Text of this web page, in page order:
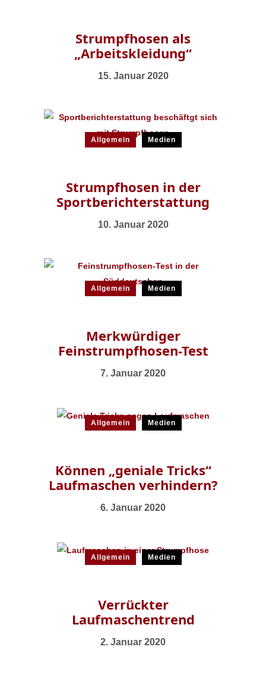
Strumpfhosen als
„Arbeitskleidung“
15. Januar 2020
Allgemein Medien
Strumpfhosen in der
Sportberichterstattung
10. Januar 2020
Allgemein Medien
Merkwürdiger
Feinstrumpfhosen-Test
7. Januar 2020
Allgemein Medien
Können „geniale Tricks“
Laufmaschen verhindern?
6. Januar 2020
Allgemein Medien
Verrückter
Laufmaschentrend
2. Januar 2020